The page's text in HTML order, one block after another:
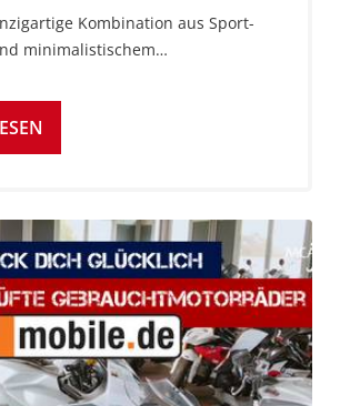
Kombination aus Sport-
minimalistischem…